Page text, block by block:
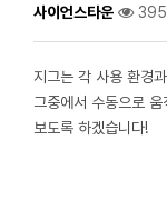
사이언스타운 395
지그는 각 사용 환경
그중에서 수동으로
보도록 하겠습니다!